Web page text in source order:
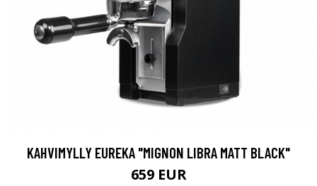
KAHVIMYLLY EUREKA "MIGNON LIBRA MATT BLACK"
659 EUR